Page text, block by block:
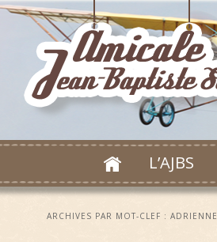
L’AJBS
ARCHIVES PAR MOT-CLEF : ADRIENNE